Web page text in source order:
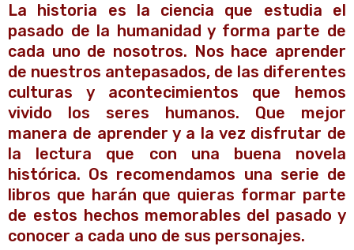
La historia es la ciencia que estudia el
pasado de la humanidad y forma parte de
cada uno de nosotros. Nos hace aprender
de nuestros antepasados, de las diferentes
culturas y acontecimientos que hemos
vivido los seres humanos. Que mejor
manera de aprender y a la vez disfrutar de
la lectura que con una buena novela
histórica. Os recomendamos una serie de
libros que harán que quieras formar parte
de estos hechos memorables del pasado y
conocer a cada uno de sus personajes.